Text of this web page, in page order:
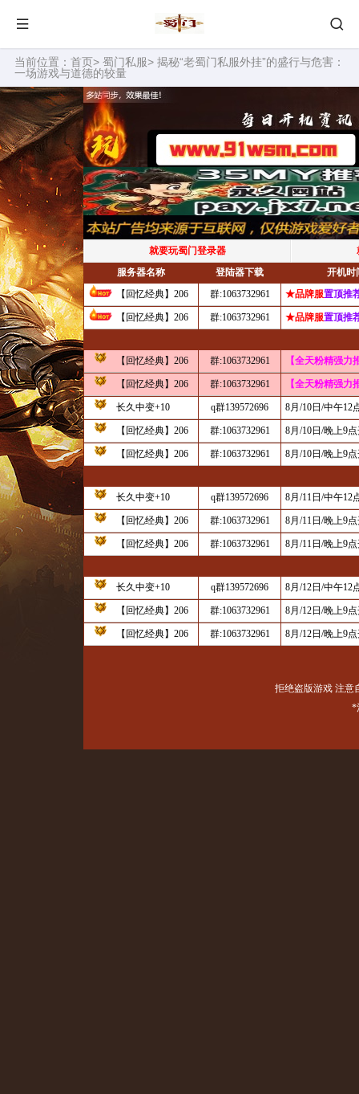
当前位置： 首页> 蜀门私服> 揭秘“老蜀门私服外挂”的盛行与危害：
一场游戏与道德的较量